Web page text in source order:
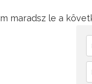
maradsz le a